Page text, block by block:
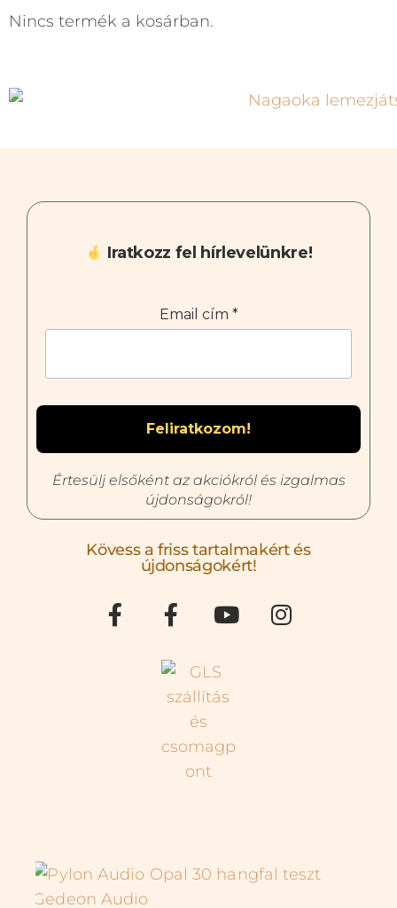
Nincs termék a kosárban.
Iratkozz fel hírlevelünkre!
Email cím *
Értesülj elsőként az akciókról és izgalmas
újdonságokról!
Kövess a friss tartalmakért és
újdonságokért!